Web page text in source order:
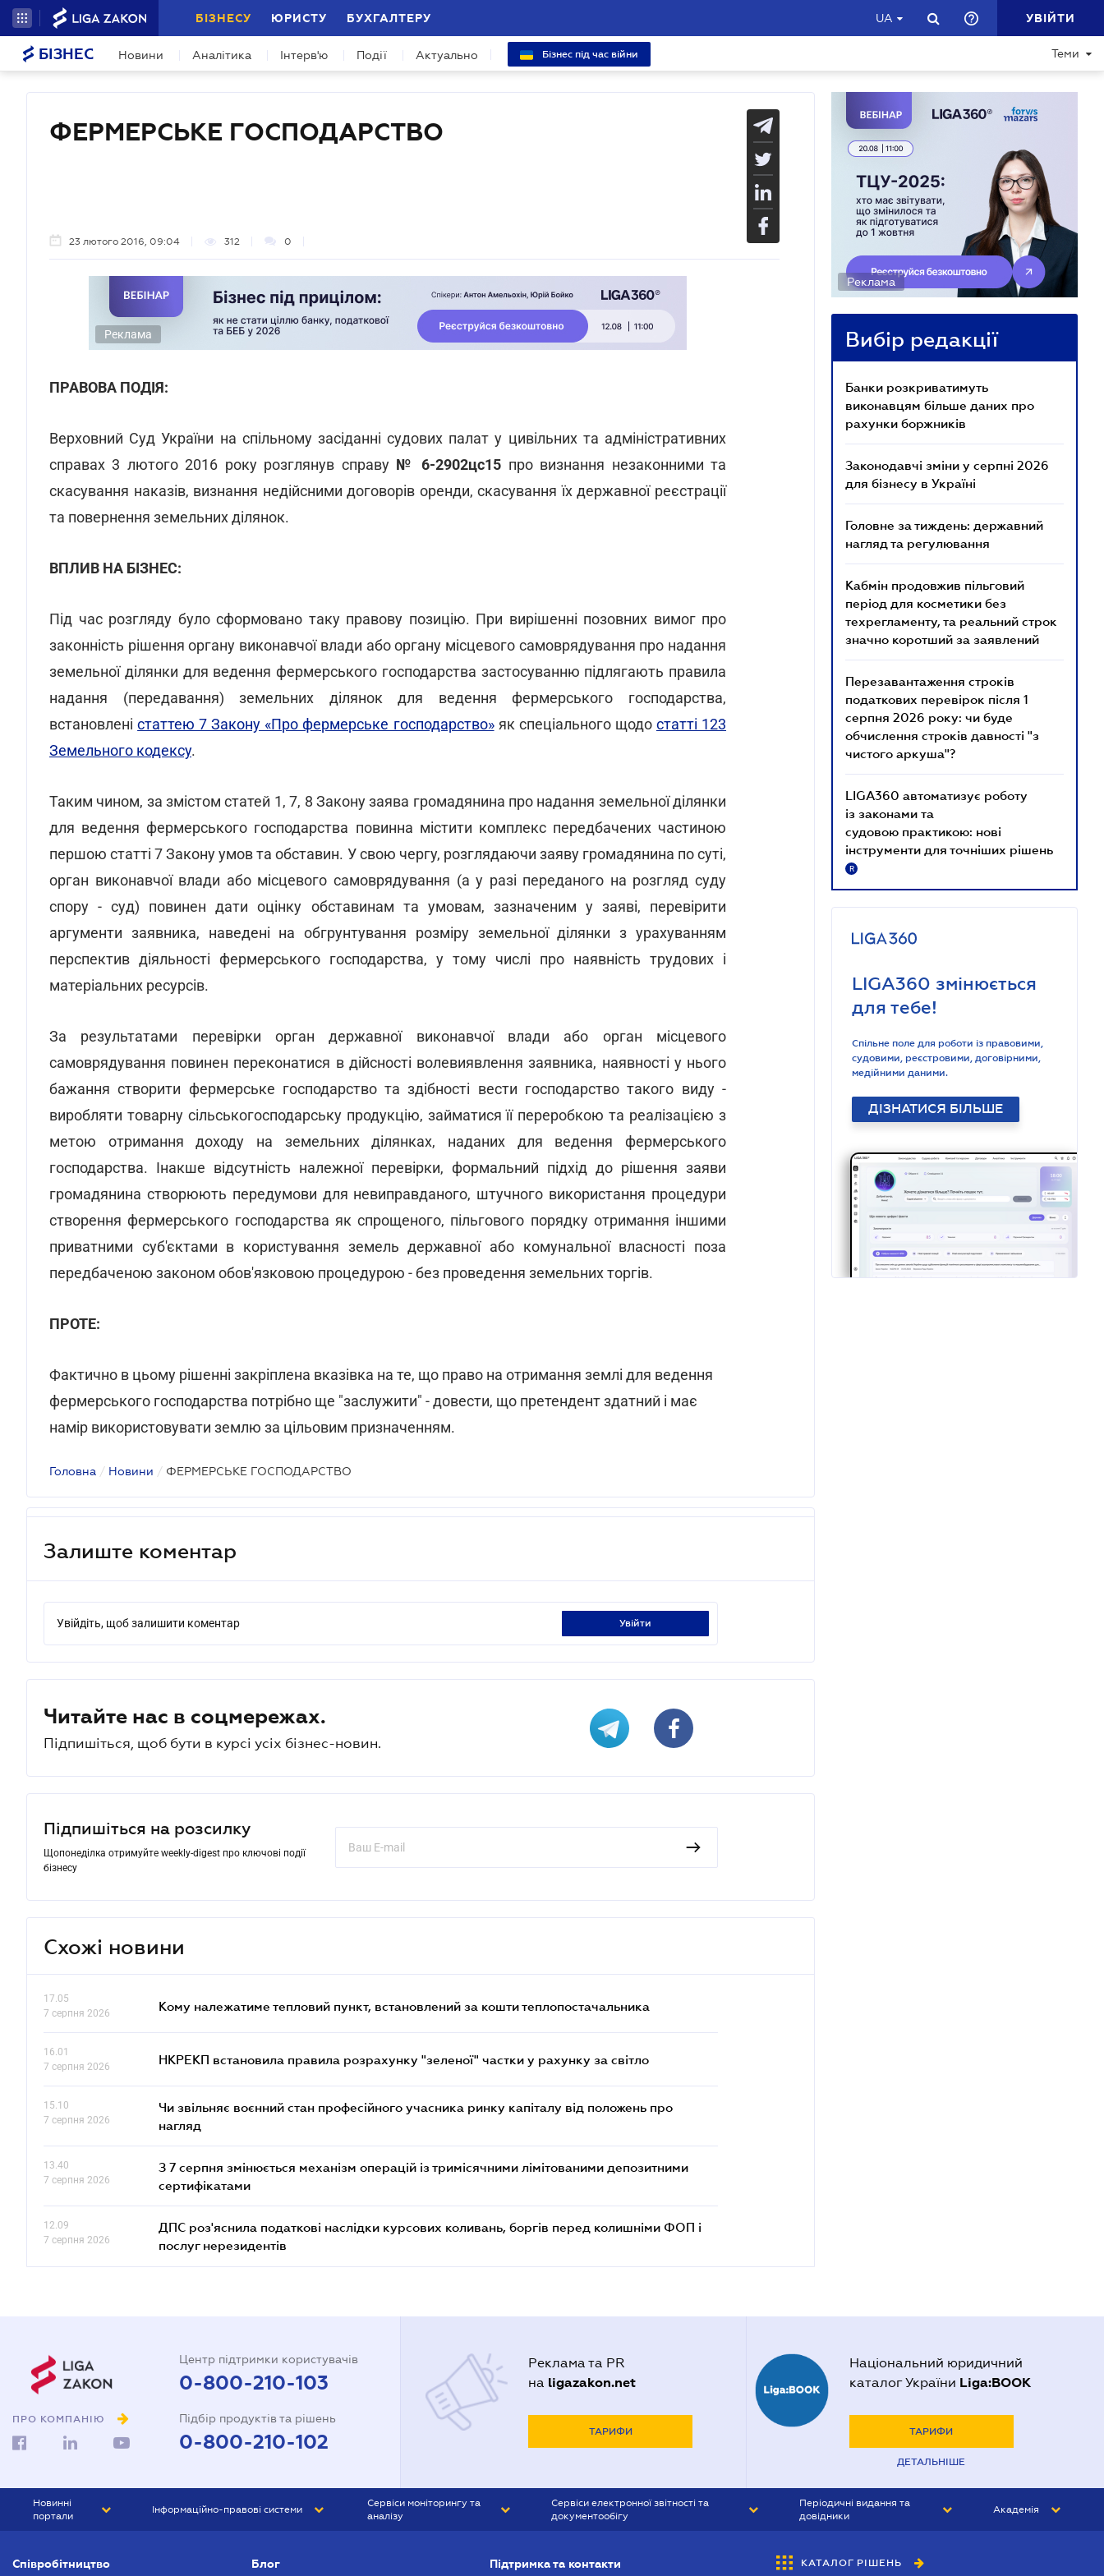
БІЗНЕСУ ЮРИСТУ БУХГАЛТЕРУ UA УВІЙТИ
БІЗНЕС Новини Аналітика Інтерв'ю Події Актуально Бізнес під час війни Теми
ФЕРМЕРСЬКЕ ГОСПОДАРСТВО
23 лютого 2016, 09:04 312 0
Реклама
ПРАВОВА ПОДІЯ:
Верховний Суд України на спільному засіданні судових палат у цивільних та адміністративних
справах 3 лютого 2016 року розглянув справу № 6-2902цс15 про визнання незаконними та
скасування наказів, визнання недійсними договорів оренди, скасування їх державної реєстрації
та повернення земельних ділянок.
ВПЛИВ НА БІЗНЕС:
Під час розгляду було сформовано таку правову позицію. При вирішенні позовних вимог про
законність рішення органу виконавчої влади або органу місцевого самоврядування про надання
земельної ділянки для ведення фермерського господарства застосуванню підлягають правила
надання (передавання) земельних ділянок для ведення фермерського господарства,
встановленістаттею 7 Закону «Про фермерське господарство»як спеціального щодо статті 123
Земельного кодексу.
Таким чином, за змістом статей 1, 7, 8 Закону заява громадянина про надання земельної ділянки
для ведення фермерського господарства повинна містити комплекс передбачених частиною
першою статті 7 Закону умов та обставин. У свою чергу, розглядаючи заяву громадянина по суті,
орган виконавчої влади або місцевого самоврядування (а у разі переданого на розгляд суду
спору - суд) повинен дати оцінку обставинам та умовам, зазначеним у заяві, перевірити
аргументи заявника, наведені на обгрунтування розміру земельної ділянки з урахуванням
перспектив діяльності фермерського господарства, у тому числі про наявність трудових і
матеріальних ресурсів.
За результатами перевірки орган державної виконавчої влади або орган місцевого
самоврядування повинен переконатися в дійсності волевиявлення заявника, наявності у нього
бажання створити фермерське господарство та здібності вести господарство такого виду -
виробляти товарну сільськогосподарську продукцію, займатися її переробкою та реалізацією з
метою отримання доходу на земельних ділянках, наданих для ведення фермерського
господарства. Інакше відсутність належної перевірки, формальний підхід до рішення заяви
громадянина створюють передумови для невиправданого, штучного використання процедури
створення фермерського господарства як спрощеного, пільгового порядку отримання іншими
приватними суб'єктами в користування земель державної або комунальної власності поза
передбаченою законом обов'язковою процедурою - без проведення земельних торгів.
ПРОТЕ:
Фактично в цьому рішенні закріплена вказівка на те, що право на отримання землі для ведення
фермерського господарства потрібно ще "заслужити" - довести, що претендент здатний і має
намір використовувати землю за цільовим призначенням.
Головна / Новини / ФЕРМЕРСЬКЕ ГОСПОДАРСТВО
Залиште коментар
Увійдіть, щоб залишити коментар увійти
Читайте нас в соцмережах.
Підпишіться, щоб бути в курсі усіх бізнес-новин.
Підпишіться на розсилку
Щопонеділка отримуйте weekly-digest про ключові події
бізнесу
Схожі новини
17.05
7 серпня 2026
Кому належатиме тепловий пункт, встановлений за кошти теплопостачальника
16.01
7 серпня 2026
НКРЕКП встановила правила розрахунку "зеленої" частки у рахунку за світло
15.10
7 серпня 2026
Чи звільняє воєнний стан професійного учасника ринку капіталу від положень про
нагляд
13.40
7 серпня 2026
З 7 серпня змінюється механізм операцій із тримісячними лімітованими депозитними
сертифікатами
12.09
7 серпня 2026
ДПС роз'яснила податкові наслідки курсових коливань, боргів перед колишніми ФОП і
послуг нерезидентів
Реклама
Вибір редакції
Банки розкриватимуть
виконавцям більше даних про
рахунки боржників
Законодавчі зміни у серпні 2026
для бізнесу в Україні
Головне за тиждень: державний
нагляд та регулювання
Кабмін продовжив пільговий
період для косметики без
техрегламенту, та реальний строк
значно коротший за заявлений
Перезавантаження строків
податкових перевірок після 1
серпня 2026 року: чи буде
обчислення строків давності "з
чистого аркуша"?
LIGA360 автоматизує роботу
із законами та
судовою практикою: нові
інструменти для точніших рішень
R
LIGA360 змінюється
для тебе!
Спільне поле для роботи із правовими,
судовими, реєстровими, договірними,
медійними даними.
ДІЗНАТИСЯ БІЛЬШЕ
ПРО КОМПАНІЮ
Центр підтримки користувачів
0-800-210-103
Підбір продуктів та рішень
0-800-210-102
Реклама та PR
на ligazakon.net
ТАРИФИ
Національний юридичний
каталог України Liga:BOOK
ТАРИФИ
ДЕТАЛЬНІШЕ
Новинні
портали
БІЗНЕС
Інформаційно-правові системи
Сервіси моніторингу та
аналізу
Сервіси електронної звітності та
документообігу
Періодичні видання та
довідники
БУХГАЛТЕР&ЗАКОН
Академія
Співробітництво Блог Підтримка та контакти КАТАЛОГ РІШЕНЬ